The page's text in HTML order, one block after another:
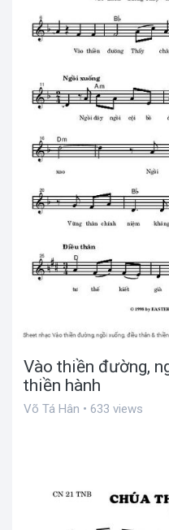
Vào thiền đường,
thiền hành
Võ Tá Hân • 633 views